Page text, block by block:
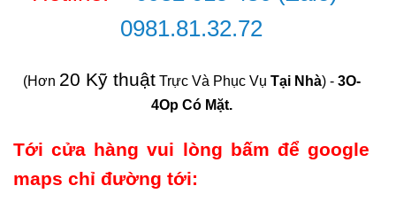
0981.81.32.72
(Hơn 20 Kỹ thuậtTrực Và Phục Vụ Tại Nhà) - 3O-
4Op Có Mặt.
Tới cửa hàng vui lòng bấm để google
maps chỉ đường tới: